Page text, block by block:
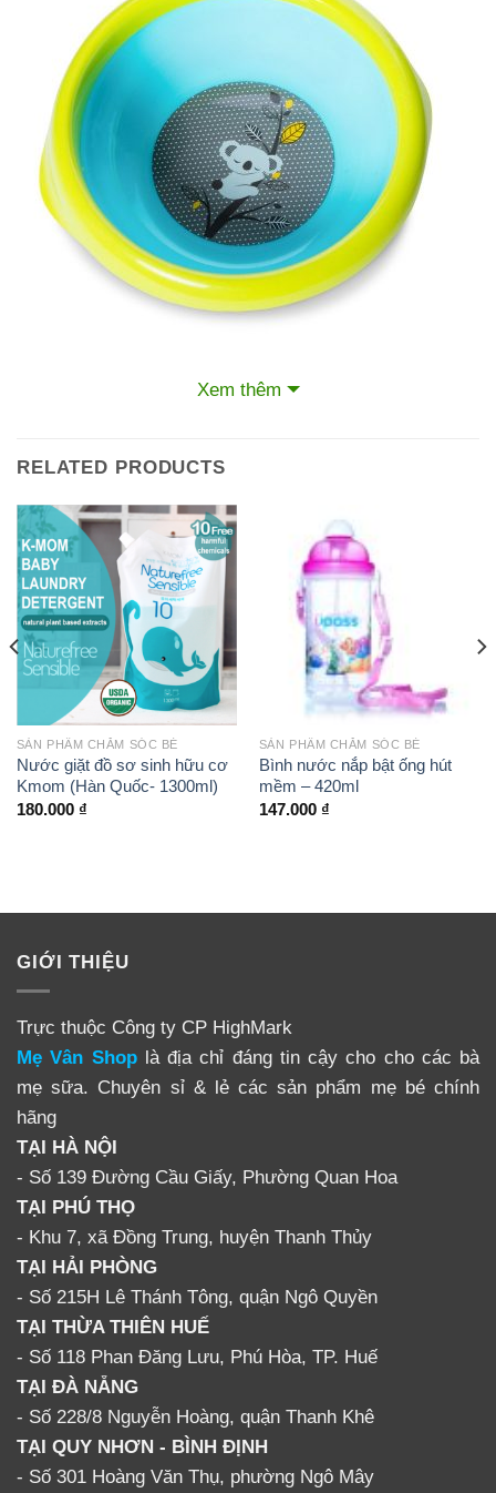
Miền Bắc:
Hà Nội, Hải Phòng, Bắc Ninh, Phú Thọ, Thái
Bình, Quảng Ninh, Điện Biên, Hòa Bình, Lào Cai, Bắc
Dương, Hưng Yên, Lạng Sơn, Vĩnh Phúc, Tuyên
Quang, Yên Bái, Bắc Kạn, Nam Định
Miền Trung – Tây Nguyên:
Quảng Ngãi, Bình Định, Thanh Hóa, Hà Tĩnh, Nghệ An,
Quảng Bình, Quảng Trị, Huế, Gia Lai, Đắc Lắc, Kon
Tum, Lâm Đồng, Đắc Nông, Phú Yên, Khánh Hòa, Bình
Thuận, Ninh Thuận.
Miền Nam:Thành phố Hồ Chí Minh, Cần Thơ, An
Giang, Kiên Giang, Bà Rịa Vũng Tàu, Đồng Tháp, Bến
Tre, Vĩnh Long, Cà Mau, Bình Phước, Bình Thuận,
Đồng Nai, Sóc Trăng, Tiền Giang, Sóc Trăng, Tây Ninh
Comments
Xem thêm
RELATED PRODUCTS
SẢN PHẨM CHĂM SÓC BÉ
Nước giặt đồ sơ sinh hữu cơ
Kmom (Hàn Quốc- 1300ml)
180.000 ₫
SẢN PHẨM CHĂM SÓC BÉ
Bình nước nắp bật ống hút
mềm – 420ml
147.000 ₫
GIỚI THIỆU
Trực thuộc Công ty CP HighMark
Mẹ Vân Shoplà địa chỉ đáng tin cậy cho cho các bà
mẹ sữa. Chuyên sỉ & lẻ các sản phẩm mẹ bé chính
hãng
TẠI HÀ NỘI
- Số 139 Đường Cầu Giấy, Phường Quan Hoa
TẠI PHÚ THỌ
- Khu 7, xã Đồng Trung, huyện Thanh Thủy
TẠI HẢI PHÒNG
- Số 215H Lê Thánh Tông, quận Ngô Quyền
TẠI THỪA THIÊN HUẾ
- Số 118 Phan Đăng Lưu, Phú Hòa, TP. Huế
TẠI ĐÀ NẴNG
- Số 228/8 Nguyễn Hoàng, quận Thanh Khê
TẠI QUY NHƠN - BÌNH ĐỊNH
- Số 301 Hoàng Văn Thụ, phường Ngô Mây